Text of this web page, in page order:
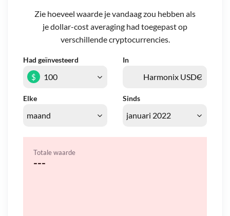
Zie hoeveel waarde je vandaag zou hebben als
je dollar-cost averaging had toegepast op
verschillende cryptocurrencies.
Had geïnvesteerd In
Elke Sinds
$
Totale waarde
---